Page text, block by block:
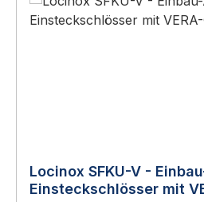
Locinox SFKU-V -
Einsteckschlösser mit